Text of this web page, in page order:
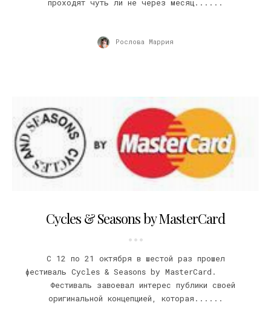
проходят чуть ли не через месяц......
Рослова Маррия
Cycles & Seasons by MasterCard
С 12 по 21 октября в шестой раз прошел
фестиваль Cycles & Seasons by MasterCard.
Фестиваль завоевал интерес публики своей
оригинальной концепцией, которая......